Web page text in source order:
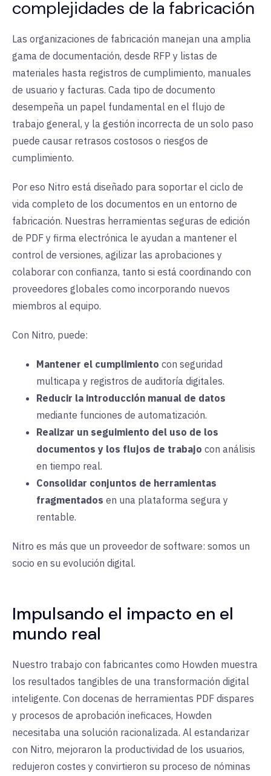
complejidades de la fabricación
Las organizaciones de fabricación manejan una amplia
gama de documentación, desde RFP y listas de
materiales hasta registros de cumplimiento, manuales
de usuario y facturas. Cada tipo de documento
desempeña un papel fundamental en el flujo de
trabajo general, y la gestión incorrecta de un solo paso
puede causar retrasos costosos o riesgos de
cumplimiento.
Por eso Nitro está diseñado para soportar el ciclo de
vida completo de los documentos en un entorno de
fabricación. Nuestras herramientas seguras de edición
de PDF y firma electrónica le ayudan a mantener el
control de versiones, agilizar las aprobaciones y
colaborar con confianza, tanto si está coordinando con
proveedores globales como incorporando nuevos
miembros al equipo.
Con Nitro, puede:
Mantener el cumplimiento con seguridad
multicapa y registros de auditoría digitales.
Reducir la introducción manual de datos
mediante funciones de automatización.
Realizar un seguimiento del uso de los
documentos y los flujos de trabajo con análisis
en tiempo real.
Consolidar conjuntos de herramientas
fragmentados en una plataforma segura y
rentable.
Nitro es más que un proveedor de software: somos un
socio en su evolución digital.
Impulsando el impacto en el
mundo real
Nuestro trabajo con fabricantes como Howden muestra
los resultados tangibles de una transformación digital
inteligente. Con docenas de herramientas PDF dispares
y procesos de aprobación ineficaces, Howden
necesitaba una solución racionalizada. Al estandarizar
con Nitro, mejoraron la productividad de los usuarios,
redujeron costes y convirtieron su proceso de nóminas